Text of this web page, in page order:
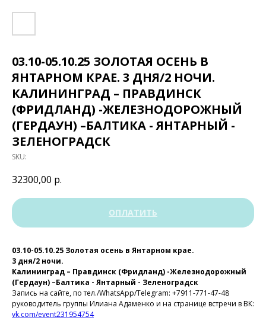
03.10-05.10.25 ЗОЛОТАЯ ОСЕНЬ В
ЯНТАРНОМ КРАЕ. 3 ДНЯ/2 НОЧИ.
КАЛИНИНГРАД – ПРАВДИНСК
(ФРИДЛАНД) -ЖЕЛЕЗНОДОРОЖНЫЙ
(ГЕРДАУН) –БАЛТИКА - ЯНТАРНЫЙ -
ЗЕЛЕНОГРАДСК
SKU:
32300,00 р.
ОПЛАТИТЬ
03.10-05.10.25 Золотая осень в Янтарном крае.
3 дня/2 ночи.
Калининград – Правдинск (Фридланд) -Железнодорожный
(Гердаун) –Балтика - Янтарный - Зеленоградск
Запись на сайте, по тел./WhatsApp/Telegram: +7911-771-47-48
руководитель группы Илиана Адаменко и на странице встречи в ВК:
vk.com/event231954754